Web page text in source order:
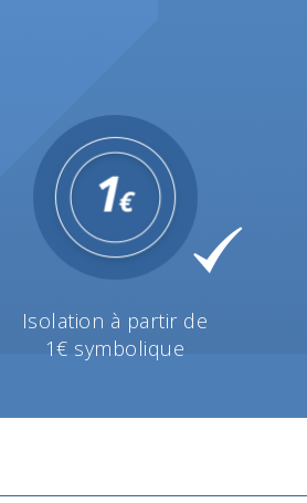
Isolation à partir de
1€ symbolique